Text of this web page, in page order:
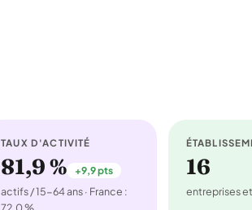
TAUX D'ACTIVITÉ
81,9 % +9,9 pts
actifs / 15-64 ans · France :
16
entreprises